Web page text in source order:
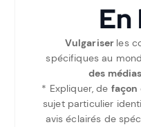
En
Vulgariser les
spécifiques au
des médias
* Expliquer, de façon
sujet particulier
avis éclairés de